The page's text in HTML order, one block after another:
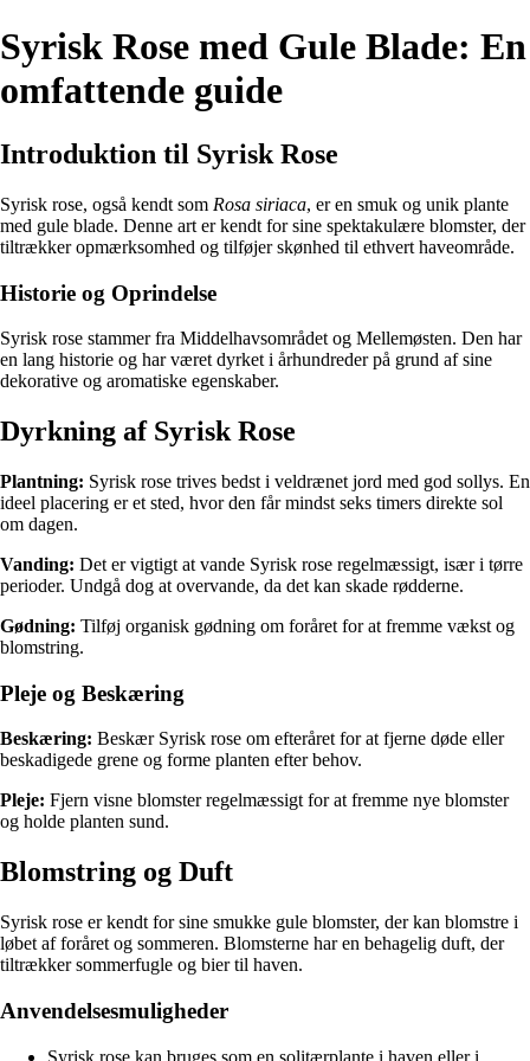
Syrisk Rose med Gule Blade: En
omfattende guide
Introduktion til Syrisk Rose
Syrisk rose, også kendt som Rosa siriacа, er en smuk og unik plante
med gule blade. Denne art er kendt for sine spektakulære blomster, der
tiltrækker opmærksomhed og tilføjer skønhed til ethvert haveområde.
Historie og Oprindelse
Syrisk rose stammer fra Middelhavsområdet og Mellemøsten. Den har
en lang historie og har været dyrket i århundreder på grund af sine
dekorative og aromatiske egenskaber.
Dyrkning af Syrisk Rose
Plantning: Syrisk rose trives bedst i veldrænet jord med god sollys. En
ideel placering er et sted, hvor den får mindst seks timers direkte sol
om dagen.
Vanding: Det er vigtigt at vande Syrisk rose regelmæssigt, især i tørre
perioder. Undgå dog at overvande, da det kan skade rødderne.
Gødning: Tilføj organisk gødning om foråret for at fremme vækst og
blomstring.
Pleje og Beskæring
Beskæring: Beskær Syrisk rose om efteråret for at fjerne døde eller
beskadigede grene og forme planten efter behov.
Pleje: Fjern visne blomster regelmæssigt for at fremme nye blomster
og holde planten sund.
Blomstring og Duft
Syrisk rose er kendt for sine smukke gule blomster, der kan blomstre i
løbet af foråret og sommeren. Blomsterne har en behagelig duft, der
tiltrækker sommerfugle og bier til haven.
Anvendelsesmuligheder
Syrisk rose kan bruges som en solitærplante i haven eller i